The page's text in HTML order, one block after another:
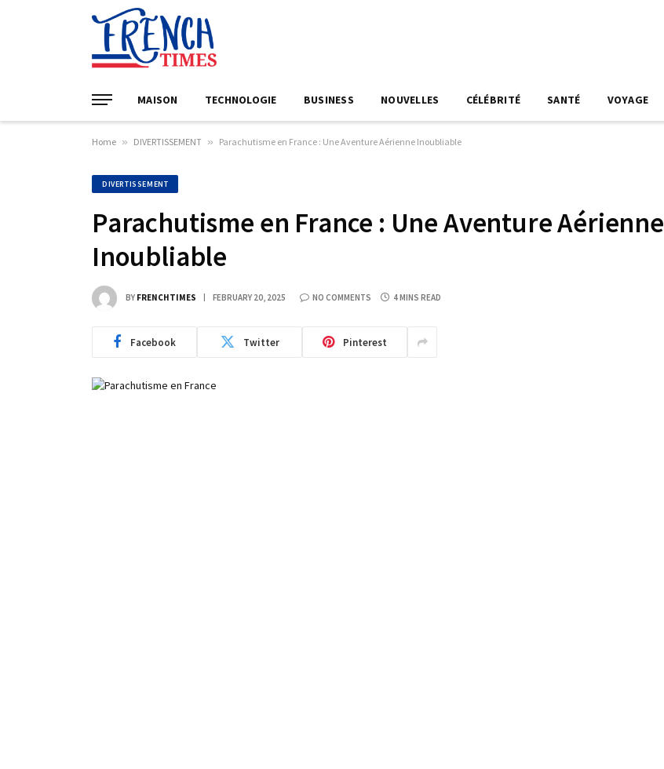
MAISON TECHNOLOGIE BUSINESS NOUVELLES CÉLÉBRITÉ SANTÉ VOYAGE
Home » DIVERTISSEMENT » Parachutisme en France : Une Aventure Aérienne Inoubliable
DIVERTISSEMENT
Parachutisme en France : Une Aventure Aérienne
Inoubliable
BY FRENCHTIMES FEBRUARY 20, 2025 NO COMMENTS 4 MINS READ
Facebook Twitter Pinterest